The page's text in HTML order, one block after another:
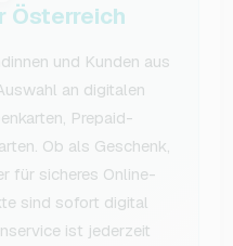
Österreich
und Kunden aus
an digitalen
Prepaid-
Ob als Geschenk,
für sicheres Online-
sind sofort digital
ist jederzeit